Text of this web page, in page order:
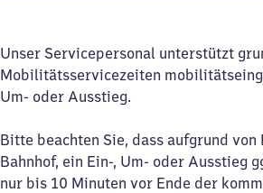
Unser Servicepersonal unterstützt
Mobilitätsservicezeiten
Um- oder Ausstieg.
Bitte beachten Sie, dass aufgrund
Bahnhof, ein Ein-, Um- oder Ausstieg
nur bis 10 Minuten vor Ende der